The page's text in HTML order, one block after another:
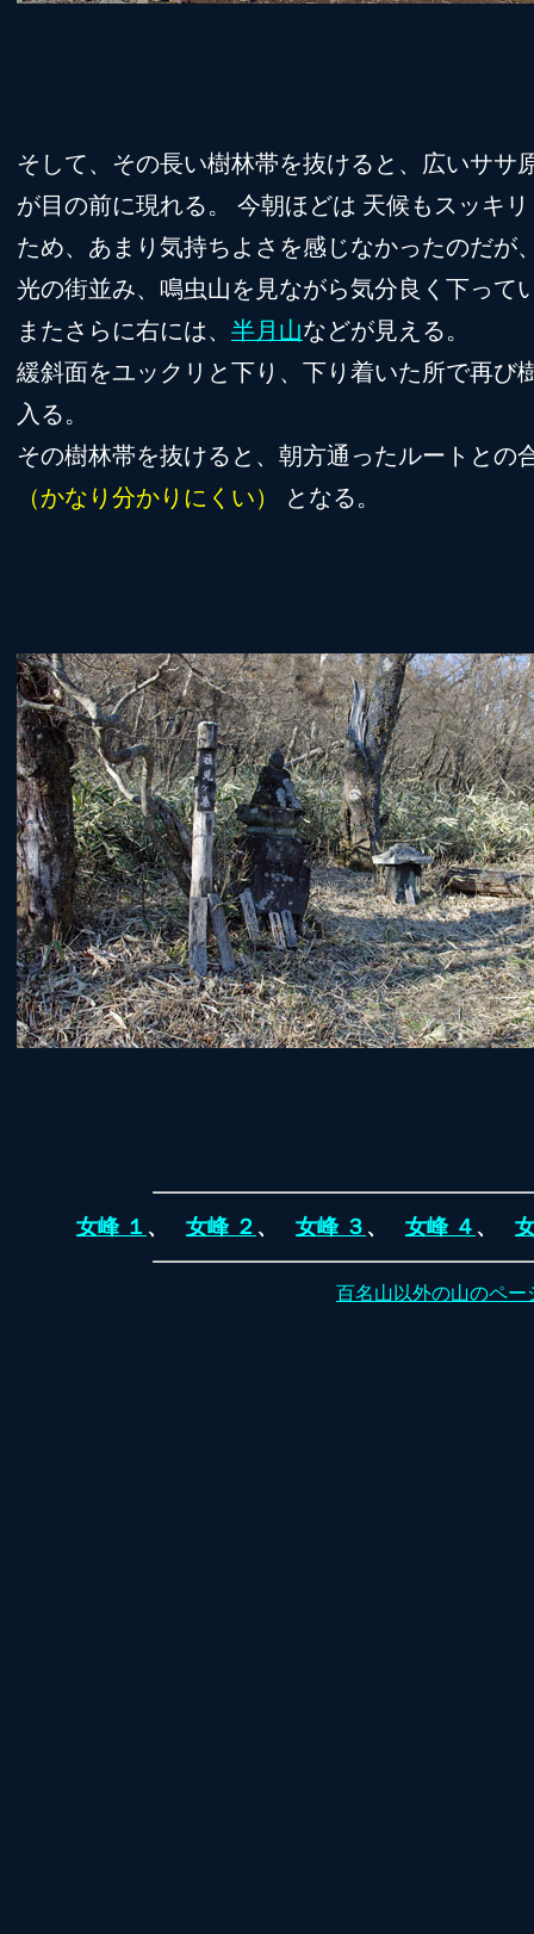
そして、その長い樹林帯を抜けると、広いササ
が目の前に現れる。 今朝ほどは 天候もスッキ
ため、あまり気持ちよさを感じなかったのだが
光の街並み、鳴虫山を見ながら気分良く下って
またさらに右には、 半月山などが見える。
緩斜面をユックリと下り、下り着いた所で再び
入る。
その樹林帯を抜けると、朝方通ったルートとの
（かなり分かりにくい）
となる。
女峰 １ 、 女峰 ２ 、 女峰 ３ 、 女峰 ４ 、
百名山以外の山のペー